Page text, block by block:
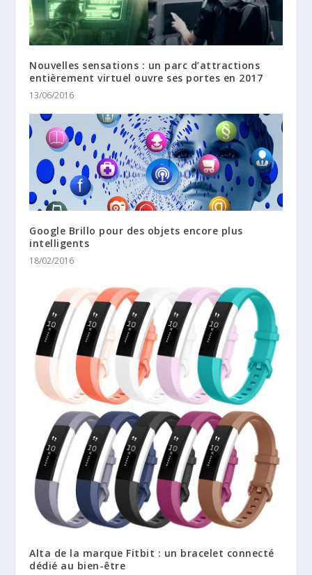
Nouvelles sensations : un parc d’attractions
entièrement virtuel ouvre ses portes en 2017
13/06/2016
Google Brillo pour des objets encore plus
intelligents
18/02/2016
Alta de la marque Fitbit : un bracelet connecté
dédié au bien-être